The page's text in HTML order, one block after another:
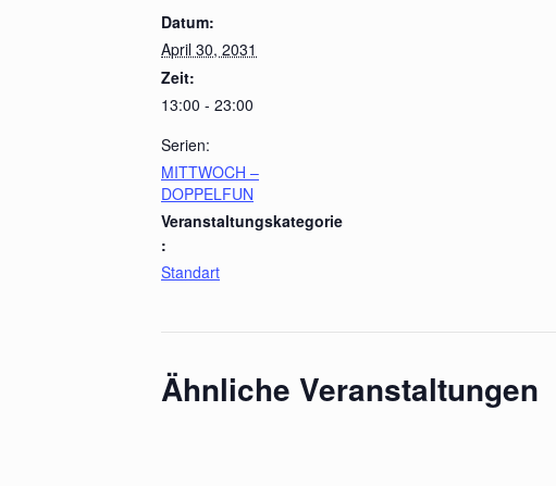
Datum:
April 30, 2031
Zeit:
13:00 - 23:00
Serien:
MITTWOCH –
DOPPELFUN
Veranstaltungskategorie
:
Standart
Ähnliche Veranstaltungen